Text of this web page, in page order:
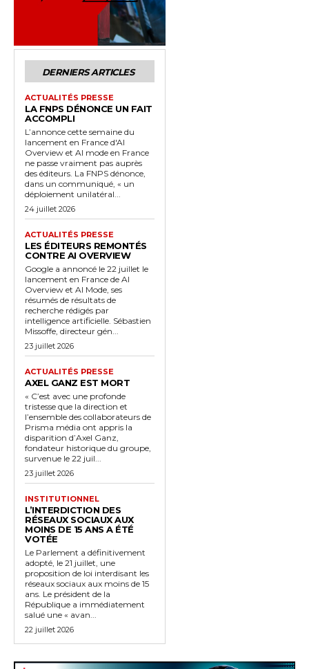
DERNIERS ARTICLES
ACTUALITÉS PRESSE
LA FNPS DÉNONCE UN FAIT
ACCOMPLI
L’annonce cette semaine du
lancement en France d'AI
Overview et AI mode en France
ne passe vraiment pas auprès
des éditeurs. La FNPS dénonce,
dans un communiqué, « un
déploiement unilatéral...
24 juillet 2026
ACTUALITÉS PRESSE
LES ÉDITEURS REMONTÉS
CONTRE AI OVERVIEW
Google a annoncé le 22 juillet le
lancement en France de AI
Overview et AI Mode, ses
résumés de résultats de
recherche rédigés par
intelligence artificielle. Sébastien
Missoffe, directeur gén...
23 juillet 2026
ACTUALITÉS PRESSE
AXEL GANZ EST MORT
« C’est avec une profonde
tristesse que la direction et
l’ensemble des collaborateurs de
Prisma média ont appris la
disparition d’Axel Ganz,
fondateur historique du groupe,
survenue le 22 juil...
23 juillet 2026
INSTITUTIONNEL
L’INTERDICTION DES
RÉSEAUX SOCIAUX AUX
MOINS DE 15 ANS A ÉTÉ
VOTÉE
Le Parlement a définitivement
adopté, le 21 juillet, une
proposition de loi interdisant les
réseaux sociaux aux moins de 15
ans. Le président de la
République a immédiatement
salué une « avan...
22 juillet 2026